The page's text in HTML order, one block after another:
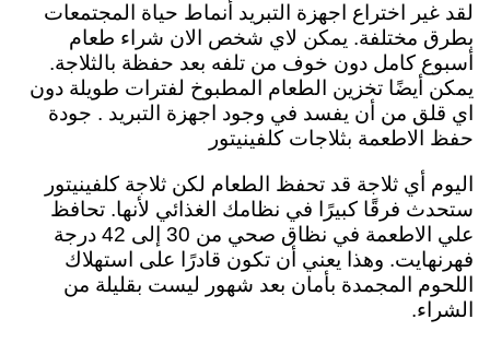
لقد غير اختراع اجهزة التبريد أنماط حياة المجتمعات
بطرق مختلفة. يمكن لاي شخص الان شراء طعام
أسبوع كامل دون خوف من تلفه بعد حفظة بالثلاجة.
يمكن أيضًا تخزين الطعام المطبوخ لفترات طويلة دون
اي قلق من أن يفسد في وجود اجهزة التبريد . جودة
حفظ الاطعمة بثلاجات كلفينيتور
اليوم أي ثلاجة قد تحفظ الطعام لكن ثلاجة كلفينيتور
ستحدث فرقًا كبيرًا في نظامك الغذائي لأنها. تحافظ
علي الاطعمة في نظاق صحي من 30 إلى 42 درجة
فهرنهايت. وهذا يعني أن تكون قادرًا على استهلاك
اللحوم المجمدة بأمان بعد شهور ليست بقليلة من
الشراء.